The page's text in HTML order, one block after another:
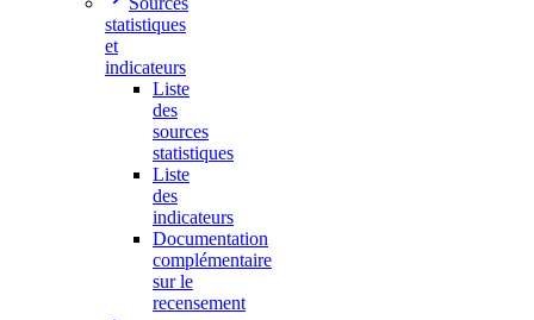
statistiques
et
indicateurs
Liste
des
sources
statistiques
Liste
des
indicateurs
Documentation
complémentaire
sur le
recensement